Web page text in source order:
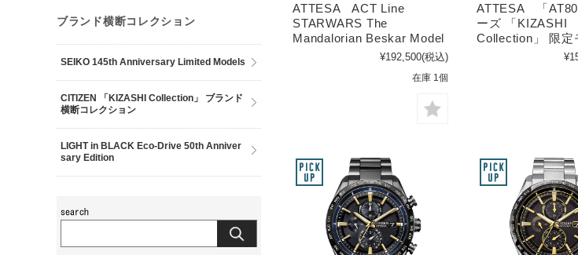
ATTESA ACT Line
STARWARS The
Mandalorian Beskar Model
¥192,500(税込)
在庫 1個
ATTESA 「
ーズ 「KIZASHI
Collection」 限定
ブランド横断コレクション
SEIKO 145th Anniversary Limited Models
CITIZEN 「KIZASHI Collection」 ブランド
横断コレクション
LIGHT in BLACK Eco-Drive 50th Anniver
sary Edition